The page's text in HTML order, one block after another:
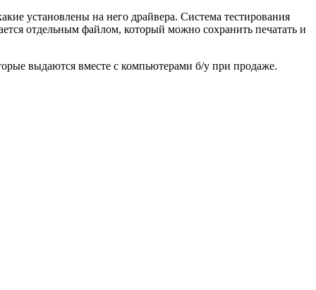
установлены на него драйвера. Система тестирования
отдельным файлом, который можно сохранить печатать и
выдаются вместе с компьютерами б/у при продаже.